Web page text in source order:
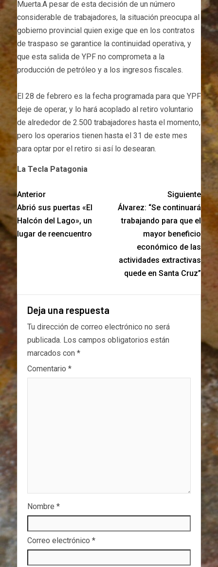
Muerta.A pesar de esta decisión de un número
considerable de trabajadores, la situación preocupa al
gobierno provincial quien exige que en los contratos
de traspaso se garantice la continuidad operativa, y
que esta salida de YPF no comprometa a la
producción de petróleo y a los ingresos fiscales.
El 28 de febrero es la fecha programada para que YPF
deje de operar, y lo hará acoplado al retiro voluntario
de alrededor de 2.500 trabajadores hasta el momento,
pero los operarios tienen hasta el 31 de este mes
para optar por el retiro si así lo desearan.
La Tecla Patagonia
Anterior
Abrió sus puertas «El
Halcón del Lago», un
lugar de reencuentro
Siguiente
Álvarez: “Se continuará
trabajando para que el
mayor beneficio
económico de las
actividades extractivas
quede en Santa Cruz”
Deja una respuesta
Tu dirección de correo electrónico no será
publicada. Los campos obligatorios están
marcados con *
Comentario *
Nombre *
Correo electrónico *